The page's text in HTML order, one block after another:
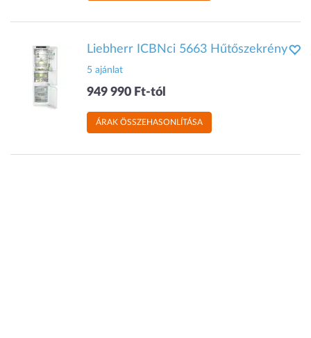
Liebherr ICBNci 5663 Hűtőszekrény
5 ajánlat
949 990 Ft-tól
ÁRAK ÖSSZEHASONLÍTÁSA